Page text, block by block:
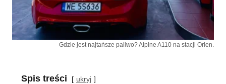
Gdzie jest najtańsze paliwo? Alpine A110 na stacji Orlen.
Spis treści ukryj